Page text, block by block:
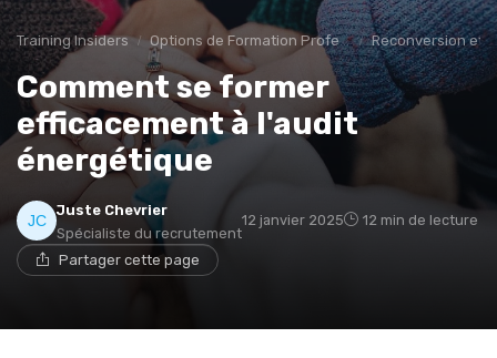
Training Insiders Options de Formation Professionnelle Reconversion et
Comment se former
efficacement à l'audit
énergétique
Juste Chevrier
Spécialiste du recrutement
12 janvier 2025 12 min de lecture
Partager cette page